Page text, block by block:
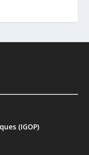
(IGOP)